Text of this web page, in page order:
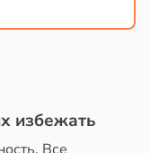
избежать